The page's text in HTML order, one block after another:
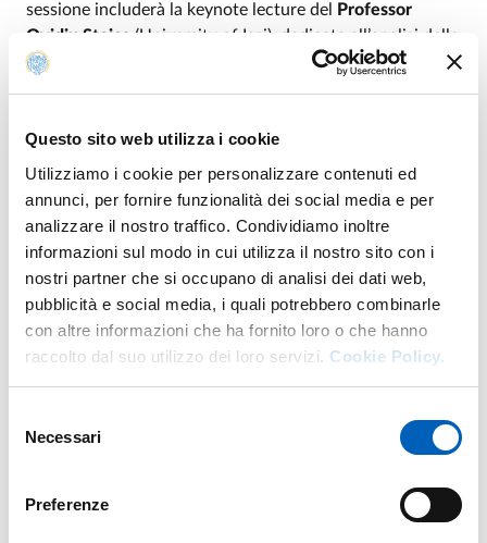
Questo sito web utilizza i cookie
Utilizziamo i cookie per personalizzare contenuti ed
annunci, per fornire funzionalità dei social media e per
analizzare il nostro traffico. Condividiamo inoltre
informazioni sul modo in cui utilizza il nostro sito con i
nostri partner che si occupano di analisi dei dati web,
pubblicità e social media, i quali potrebbero combinarle
con altre informazioni che ha fornito loro o che hanno
raccolto dal suo utilizzo dei loro servizi. Cookie Policy.
delNecessari
Preferenze
sessione includerà la keynote lecture del
Professor
Ovidiu Stoica (University of Iași), dedicata all’analisi delle
strategie di comunicazione della banca centrale rumena.
di
economia monetaria
. Ospite principale sarà il
London School of Economics e Federal Reserve Bank of
New York), che presenterà il lavoro The Global Nonlinear
Inflation Shocks.
La giornata si concluderà con una tavola rotonda
dedicata alle prospettive della politica monetaria della
BCE e alle principali sfide dell’attuale contesto
macroeconomico. Al dibattito parteciperanno il
Professor Benigno e ilProfessor Marco
Tra i temi affrontati: le future decisioni della BCE, gli
debito pubblico, l’impatto dell’intelligenza artificiale sulla
comunicazione delle banche centrali e le implicazioni